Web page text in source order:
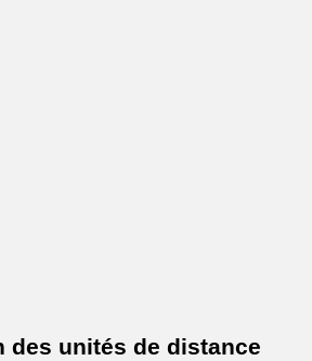
des unités de distance